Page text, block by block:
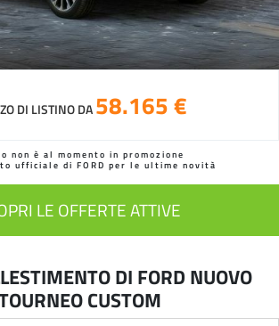
DI LISTINO DA58.165 €
non è al momento in promozione
ufficiale di FORD per le ultime novità
LE OFFERTE ATTIVE
DI FORD NUOVO
CUSTOM